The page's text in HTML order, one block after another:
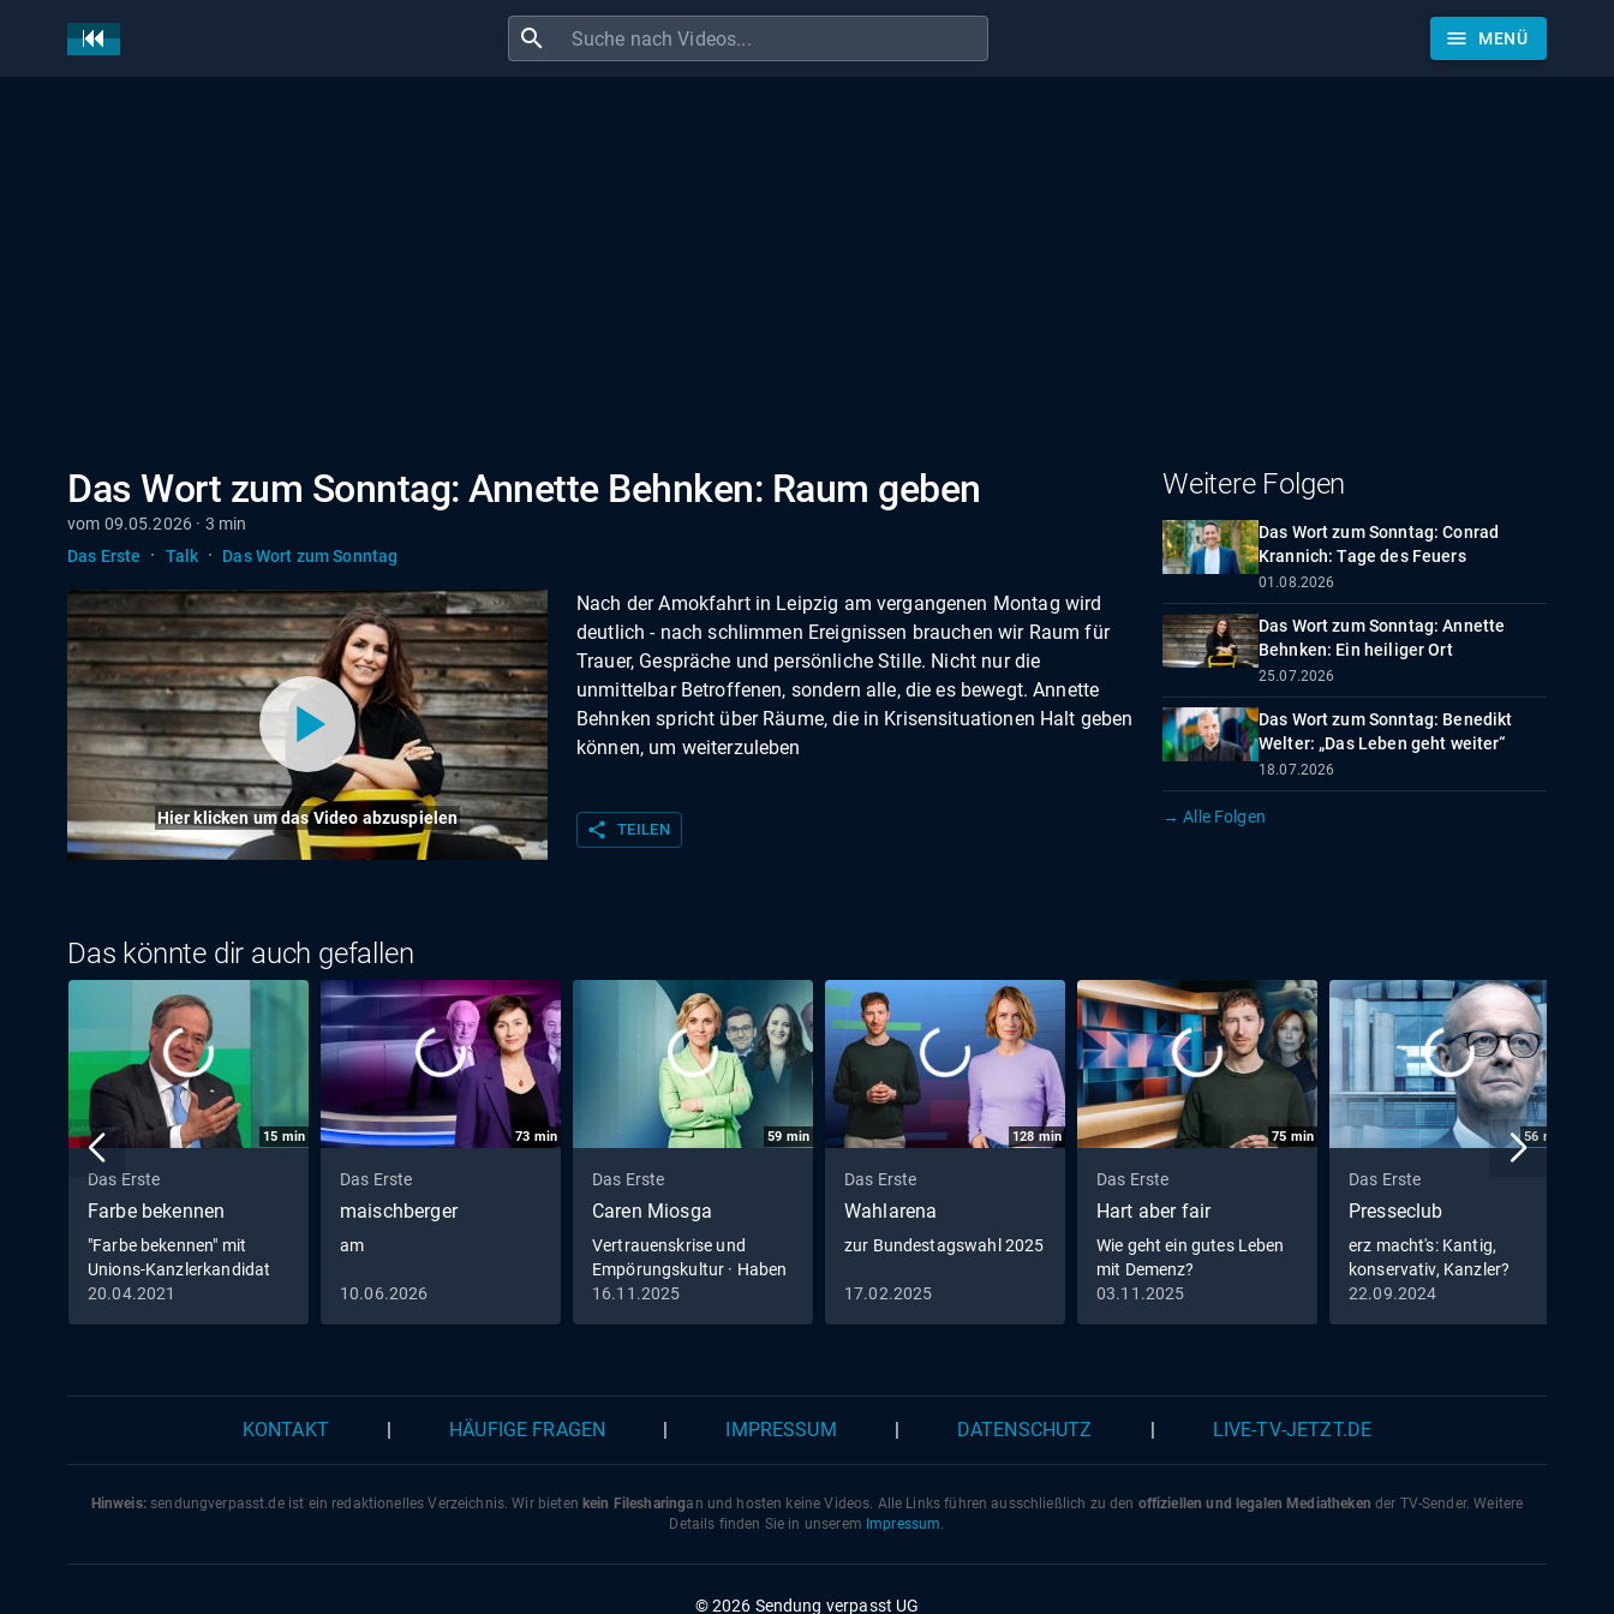
search menu MENÜ
Das Wort zum Sonntag: Annette Behnken: Raum geben
vom 09.05.2026 · 3 min
Das Erste
· Talk · Das Wort zum Sonntag
Hier klicken um das Video abzuspielen
Nach der Amokfahrt in Leipzig am vergangenen Montag wird
deutlich - nach schlimmen Ereignissen brauchen wir Raum für
Trauer, Gespräche und persönliche Stille. Nicht nur die
unmittelbar Betroffenen, sondern alle, die es bewegt. Annette
Behnken spricht über Räume, die in Krisensituationen Halt geben
können, um weiterzuleben
share TEILEN
Weitere Folgen
Das Wort zum Sonntag: Conrad
Krannich: Tage des Feuers
01.08.2026
Das Wort zum Sonntag: Annette
Behnken: Ein heiliger Ort
25.07.2026
Das Wort zum Sonntag: Benedikt
Welter: „Das Leben geht weiter“
18.07.2026
→ Alle Folgen
Das könnte dir auch gefallen
15 min
Das Erste
Farbe bekennen
"Farbe bekennen" mit
Unions-Kanzlerkandidat
Armin Laschet
20.04.2021
73 min
Das Erste
maischberger
am
10.06.2026
59 min
Das Erste
Caren Miosga
Vertrauenskrise und
Empörungskultur · Haben
wir den Kompromiss
16.11.2025
128 min
Das Erste
Wahlarena
zur Bundestagswahl 2025
17.02.2025
75 min
Das Erste
Hart aber fair
Wie geht ein gutes Leben
mit Demenz?
03.11.2025
56 min
Das Erste
Presseclub
erz macht's: Kantig,
konservativ, Kanzler?
22.09.2024
KONTAKT HÄUFIGE FRAGEN IMPRESSUM DATENSCHUTZ LIVE-TV-JETZT.DE
Hinweis:sendungverpasst.deist ein redaktionelles Verzeichnis. Wir bieten kein Filesharingan und hosten keine Videos. Alle Links führen ausschließlich zu den offiziellen und legalen Mediatheken der TV-Sender. Weitere
Details finden Sie in unserem Impressum.
© 2026 Sendung verpasst UG